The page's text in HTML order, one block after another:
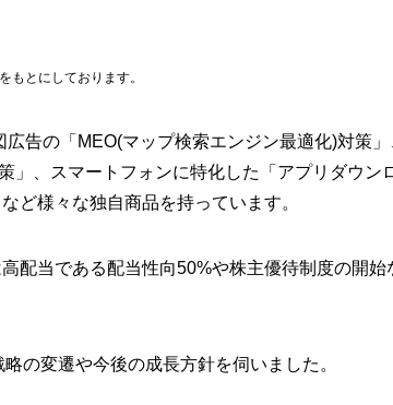
とにしております。
告の「MEO(マップ検索エンジン最適化)対策
」、スマートフォンに特化した「アプリダウン
ど様々な独自商品を持っています。
配当である配当性向50%や株主優待制度の開始
の変遷や今後の成長方針を伺いました。